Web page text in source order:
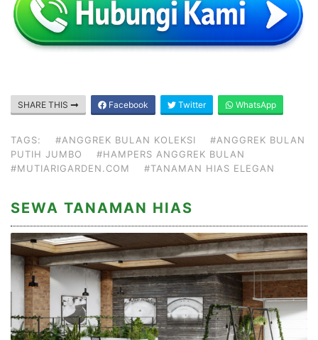
SHARE THIS Facebook Twitter WhatsApp
TAGS: #ANGGREK BULAN KOLEKSI
#ANGGREK BULAN
PUTIH JUMBO
#HAMPERS ANGGREK BULAN
#MUTIARIGARDEN.COM
#TANAMAN HIAS ELEGAN
SEWA TANAMAN HIAS